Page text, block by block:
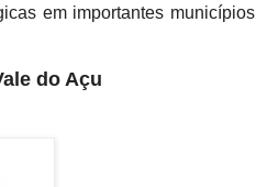
em importantes municípios
do Açu